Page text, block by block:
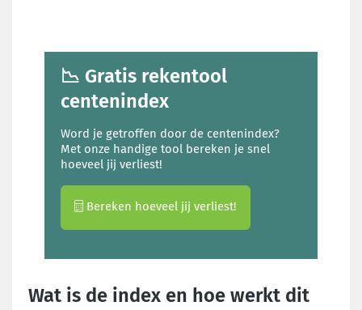
📉 Gratis rekentool
centenindex
Word je getroffen door de centenindex?
Met onze handige tool bereken je snel
hoeveel jij verliest!
Bereken hoeveel jij verliest!
Wat is de index en hoe werkt dit